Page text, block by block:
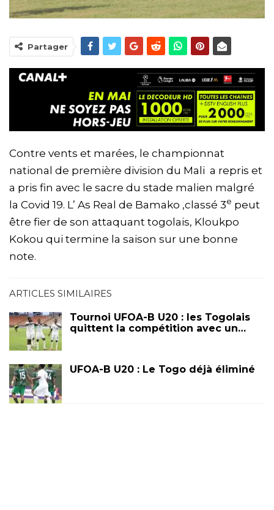
Partager
Contre vents et marées, le championnat
national de première division du Mali a repris et
a pris fin avec le sacre du stade malien malgré
la Covid 19. L’ As Real de Bamako ,classé 3e peut
être fier de son attaquant togolais, Kloukpo
Kokou qui termine la saison sur une bonne
note.
ARTICLES SIMILAIRES
Tournoi UFOA-B U20 : les Togolais
quittent la compétition avec un…
UFOA-B U20 : Le Togo déjà éliminé